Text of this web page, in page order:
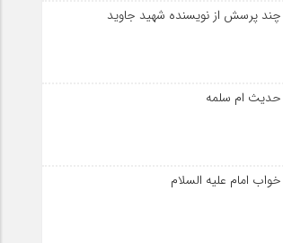
چند پرسش از نویسنده شهید جاوید
حدیث ام سلمه
خواب امام علیه السلام